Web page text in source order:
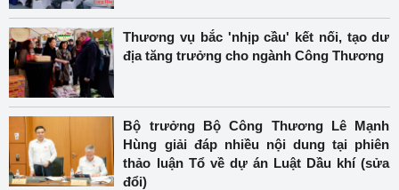
Thương vụ bắc 'nhịp cầu' kết nối, tạo dư
địa tăng trưởng cho ngành Công Thương
Bộ trưởng Bộ Công Thương Lê Mạnh
Hùng giải đáp nhiều nội dung tại phiên
thảo luận Tổ về dự án Luật Dầu khí (sửa
đổi)